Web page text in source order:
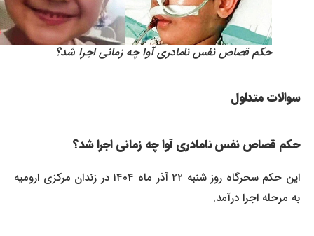
حکم قصاص نفس نامادری آوا چه زمانی اجرا شد؟
سوالات متداول
حکم قصاص نفس نامادری آوا چه زمانی اجرا شد؟
این حکم سحرگاه روز شنبه ۲۲ آذر ماه ۱۴۰۴ در زندان مرکزی ارومیه
به مرحله اجرا درآمد.